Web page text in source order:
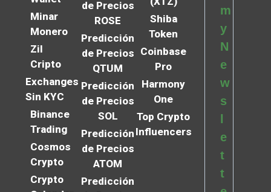
Minar
Monero
Zil
Cripto
Exchanges
Sin KYC
Binance
Trading
Cosmos
Crypto
Crypto
de Precios
ROSE
Predicción
de Precios
QTUM
Predicción
de Precios
SOL
Predicción
de Precios
ATOM
Predicción
Shiba
Token
Coinbase
Pro
Harmony
One
Top Crypto
Influencers
m
y
N
e
w
s
e
t
t